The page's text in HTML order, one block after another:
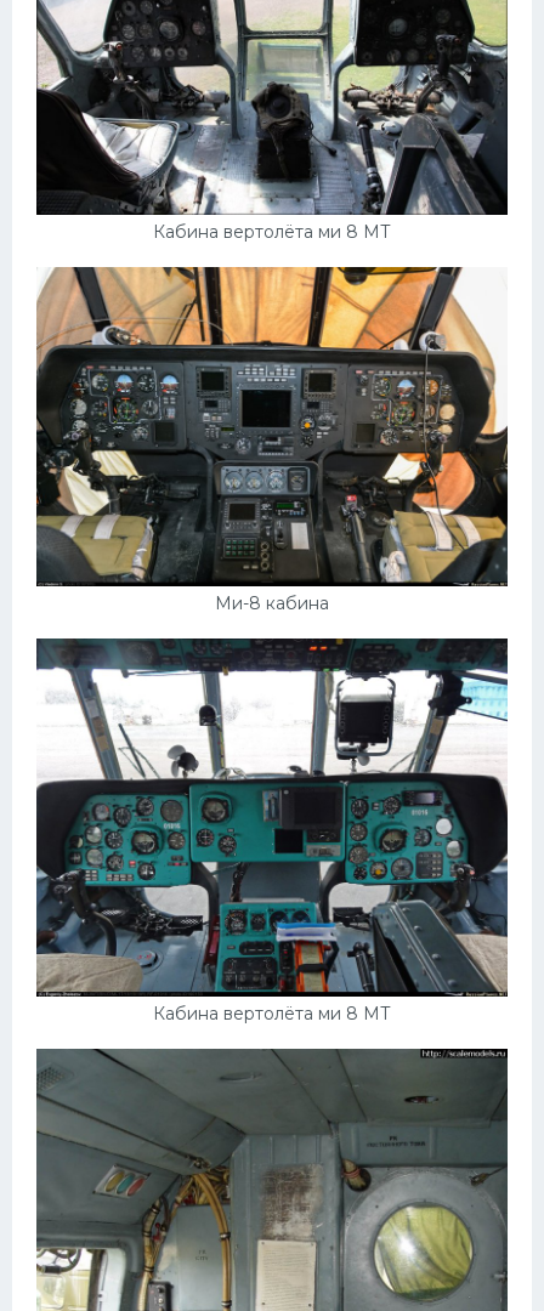
Кабина вертолёта ми 8 МТ
Ми-8 кабина
Кабина вертолёта ми 8 МТ
Вертолеты
Мазда
Самокаты
Велосипеды
Рено
Хендай
Лимузины
Камаз
Автобусы
Хонда
Грузовики
Шевроле
Кадиллак
Автокемпер
Феррари
Поезда
Мотоциклы
Ямаха
Додж
Ява
Эмблемы